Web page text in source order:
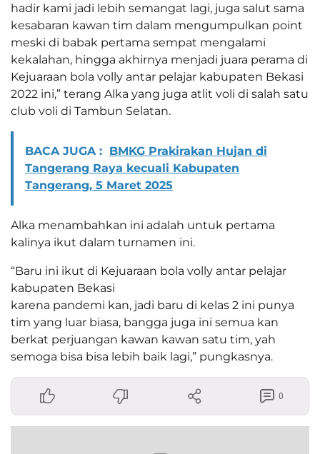
hadir kami jadi lebih semangat lagi, juga salut sama
kesabaran kawan tim dalam mengumpulkan point
meski di babak pertama sempat mengalami
kekalahan, hingga akhirnya menjadi juara perama di
Kejuaraan bola volly antar pelajar kabupaten Bekasi
2022 ini,” terang Alka yang juga atlit voli di salah satu
club voli di Tambun Selatan.
BACA JUGA : BMKG Prakirakan Hujan di
Tangerang Raya kecuali Kabupaten
Tangerang, 5 Maret 2025
Alka menambahkan ini adalah untuk pertama
kalinya ikut dalam turnamen ini.
“Baru ini ikut di Kejuaraan bola volly antar pelajar
kabupaten Bekasi
karena pandemi kan, jadi baru di kelas 2 ini punya
tim yang luar biasa, bangga juga ini semua kan
berkat perjuangan kawan kawan satu tim, yah
semoga bisa bisa lebih baik lagi,” pungkasnya.
0